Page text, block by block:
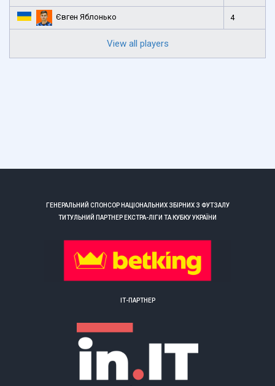
Євген Яблонько 4
View all players
ГЕНЕРАЛЬНИЙ СПОНСОР НАЦІОНАЛЬНИХ ЗБІРНИХ З ФУТЗАЛУ
ТИТУЛЬНИЙ ПАРТНЕР ЕКСТРА-ЛІГИ ТА КУБКУ УКРАЇНИ
ІТ-ПАРТНЕР